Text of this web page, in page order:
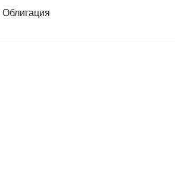
Облигация